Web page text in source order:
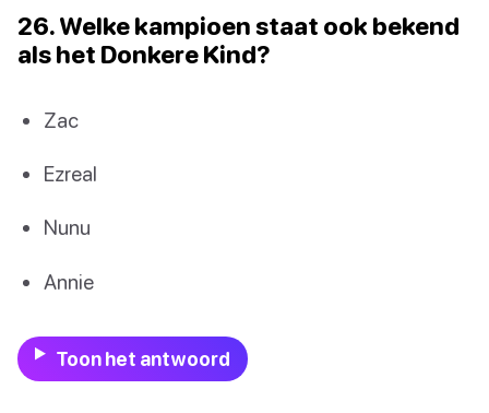
26. Welke kampioen staat ook bekend
als het Donkere Kind?
Zac
Ezreal
Nunu
Annie
Toon het antwoord